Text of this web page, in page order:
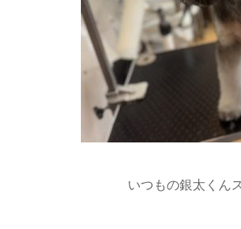
いつもの銀太くん